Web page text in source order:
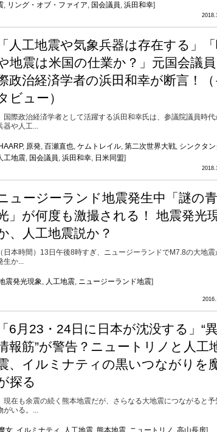
, リング・オブ・ファイア, 国会議員, 浜田和幸]
人工地震や気象兵器は存在する」「
地震は米国の仕業か？」元国会議員
政治経済学者の浜田和幸が断言！（
ビュー）
際政治経済学者として活躍する浜田和幸氏は、参議院議員時代
器や人工...
, 原発, 百瀬直也, ケムトレイル, 第二次世界大戦, シンクタン
工地震, 国会議員, 浜田和幸, 日米同盟]
ュージーランド地震発生中「謎の
」が何度も激撮される！ 地震発光
、人工地震説か？
日本時間）13日午後8時すぎ、ニュージーランドでM7.8の大地震
生か...
震発光現象, 人工地震, ニュージーランド地震]
6月23・24日に日本が沈没する」“
報筋”が警告？ニュートリノと人工
、イルミナティの黒いつながりを
探る
在も余震の続く熊本地震だが、さらなる大地震につながると予
がいる。...
女 イルミナティ 人工地震 熊本地震 ニュートリノ 高山長房]